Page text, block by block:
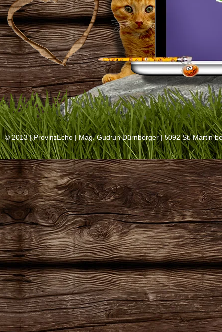
© 2013 |ProvinzEcho | Mag. Gudrun Dürnberger | 5092 St. Martin